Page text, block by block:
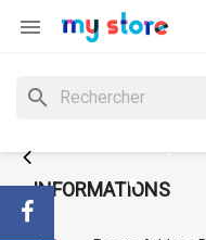

search
INFORMATIONS